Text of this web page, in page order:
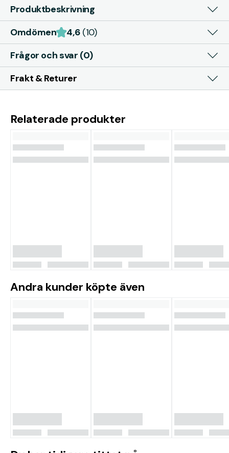
Produktbeskrivning
Omdömen
4,6 (10)
Frågor och svar (0)
Frakt & Returer
Relaterade produkter
Andra kunder köpte även